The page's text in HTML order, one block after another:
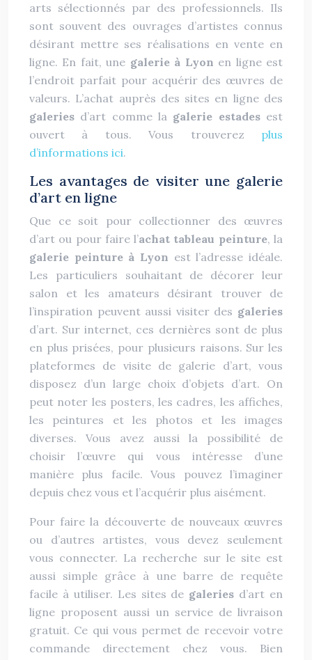
arts sélectionnés par des professionnels. Ils
sont souvent des ouvrages d’artistes connus
désirant mettre ses réalisations en vente en
ligne. En fait, une galerie à Lyon en ligne est
l’endroit parfait pour acquérir des œuvres de
valeurs. L’achat auprès des sites en ligne des
galeries d’art comme la galerie estadesest
ouvert à tous. Vous trouverez plus
d’informations ici.
Les avantages de visiter une galerie
d’art en ligne
Que ce soit pour collectionner des œuvres
d’art ou pour faire l’achat tableau peinture, la
galerie peinture à Lyon est l’adresse idéale.
Les particuliers souhaitant de décorer leur
salon et les amateurs désirant trouver de
l’inspiration peuvent aussi visiter des galeries
d’art. Sur internet, ces dernières sont de plus
en plus prisées, pour plusieurs raisons. Sur les
plateformes de visite de galerie d’art, vous
disposez d’un large choix d’objets d’art. On
peut noter les posters, les cadres, les affiches,
les peintures et les photos et les images
diverses. Vous avez aussi la possibilité de
choisir l’œuvre qui vous intéresse d’une
manière plus facile. Vous pouvez l’imaginer
depuis chez vous et l’acquérir plus aisément.
Pour faire la découverte de nouveaux œuvres
ou d’autres artistes, vous devez seulement
vous connecter. La recherche sur le site est
aussi simple grâce à une barre de requête
facile à utiliser. Les sites de galeries d’art en
ligne proposent aussi un service de livraison
gratuit. Ce qui vous permet de recevoir votre
commande directement chez vous. Bien